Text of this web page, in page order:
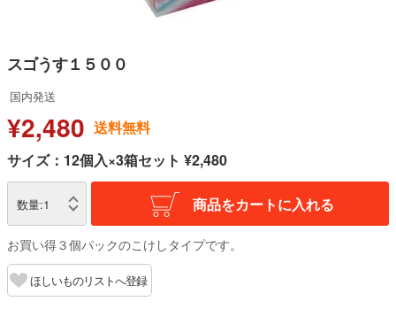
スゴうす１５００
国内発送
¥2,480 送料無料
サイズ：12個入×3箱セット ¥2,480
数量:1 商品をカートに入れる
お買い得３個パックのこけしタイプです。
ほしいものリストへ登録